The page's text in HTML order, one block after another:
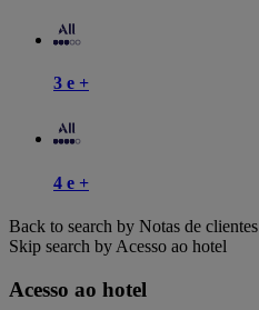
3 e +
4 e +
Back to search by Notas de clientes
Skip search by Acesso ao hotel
Acesso ao hotel